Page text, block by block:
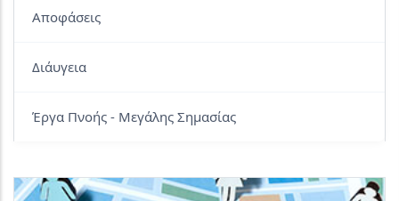
Αποφάσεις
Διάυγεια
Έργα Πνοής - Μεγάλης Σημασίας